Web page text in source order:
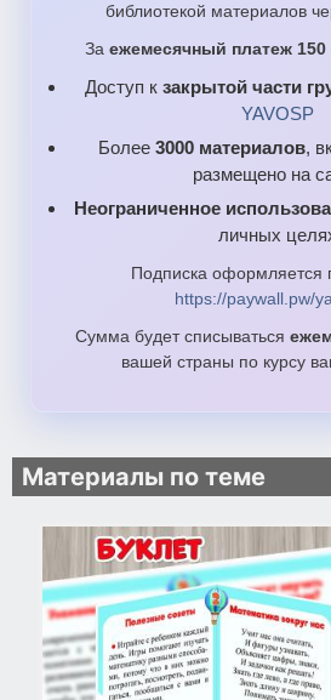
библиотекой материалов
За ежемесячный платеж 150
Доступ к закрытой части
YAVOSP
Более 3000 материалов,
размещено на
Неограниченное
личных
Подписка оформляется
https://paywall.pw/
Сумма будет списываться
вашей страны по курсу
Материалы по теме